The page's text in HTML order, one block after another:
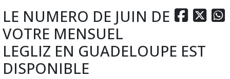
  
LE NUMERO DE JUIN DE
VOTRE MENSUEL
LEGLIZ EN GUADELOUPE EST
DISPONIBLE